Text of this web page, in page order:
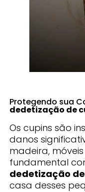
Protegendo sua
dedetização de
Os cupins são
danos
madeira,
fundamental
dedetização
casa desses